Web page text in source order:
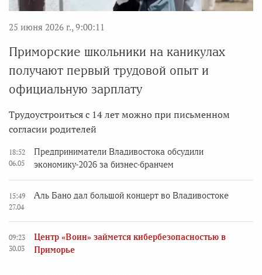
25 июня 2026 г., 9:00:11
Приморские школьники на каникулах
получают первый трудовой опыт и
официальную зарплату
Трудоустроиться с 14 лет можно при письменном
согласии родителей
18:52
06.05
Предприниматели Владивостока обсудили
экономику-2026 за бизнес-бранчем
15:49
27.04
Аль Бано дал большой концерт во Владивостоке
09:23
30.03
Центр «Воин» займется кибербезопасностью в
Приморье